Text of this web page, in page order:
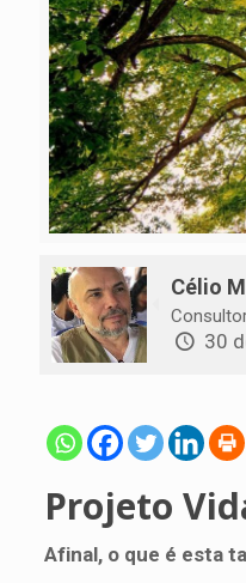
Célio
30
Projeto
Afinal, o que é esta